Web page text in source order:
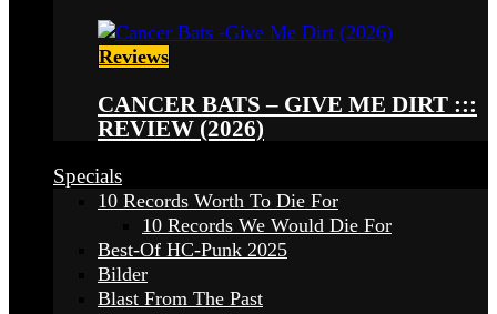
Reviews
CANCER BATS – GIVE ME DIRT :::
REVIEW (2026)
Specials
10 Records Worth To Die For
10 Records We Would Die For
Best-Of HC-Punk 2025
Bilder
Blast From The Past